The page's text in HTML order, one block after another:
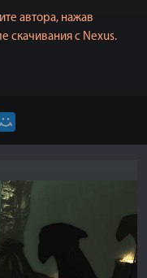
автора, нажав
скачивания с Nexus.